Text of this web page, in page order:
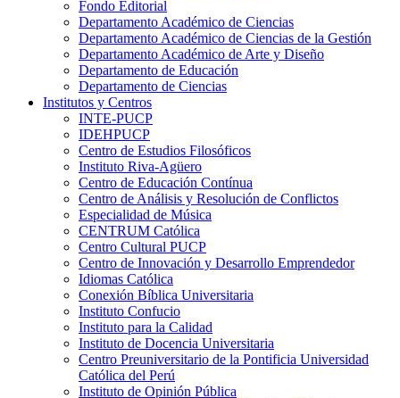
Fondo Editorial
Departamento Académico de Ciencias
Departamento Académico de Ciencias de la Gestión
Departamento Académico de Arte y Diseño
Departamento de Educación
Departamento de Ciencias
Institutos y Centros
INTE-PUCP
IDEHPUCP
Centro de Estudios Filosóficos
Instituto Riva-Agüero
Centro de Educación Contínua
Centro de Análisis y Resolución de Conflictos
Especialidad de Música
CENTRUM Católica
Centro Cultural PUCP
Centro de Innovación y Desarrollo Emprendedor
Idiomas Católica
Conexión Bíblica Universitaria
Instituto Confucio
Instituto para la Calidad
Instituto de Docencia Universitaria
Centro Preuniversitario de la Pontificia Universidad
Católica del Perú
Instituto de Opinión Pública